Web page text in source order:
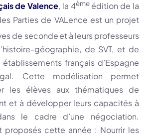
de Valence, la 4èmeédition de la
Parties de VALence est un projet
de secondeet à leurs professeurs
géographie, de SVT, et de
établissements français d’Espagne
Cette modélisation permet
les élèves aux thématiques de
et à développer leurs capacités à
le cadre d’une négociation.
proposés cette année : Nourrir les